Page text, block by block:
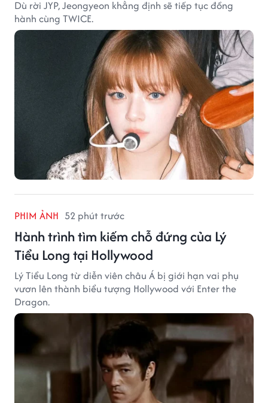
Dù rời JYP, Jeongyeon khẳng định sẽ tiếp tục đồng
hành cùng TWICE.
PHIM ẢNH 52 phút trước
Hành trình tìm kiếm chỗ đứng của Lý
Tiểu Long tại Hollywood
Lý Tiểu Long từ diễn viên châu Á bị giới hạn vai phụ
vươn lên thành biểu tượng Hollywood với Enter the
Dragon.